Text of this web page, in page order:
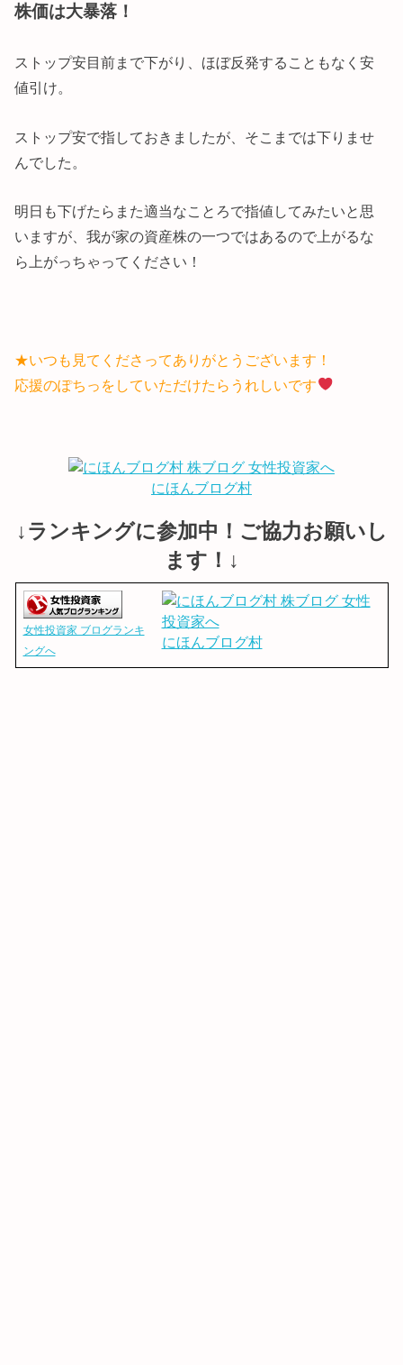
株価は大暴落！
ストップ安目前まで下がり、ほぼ反発することもなく安
値引け。
ストップ安で指しておきましたが、そこまでは下りませ
んでした。
明日も下げたらまた適当なことろで指値してみたいと思
いますが、我が家の資産株の一つではあるので上がるな
ら上がっちゃってください！
★いつも見てくださってありがとうございます！
応援のぽちっをしていただけたらうれしいです
にほんブログ村
↓ランキングに参加中！ご協力お願いし
ます！↓
女性投資家 ブログランキ
ングへ
にほんブログ村